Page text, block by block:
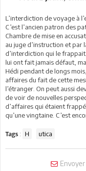
L’interdiction de voyage à
C’est l’ancien patron des
Chambre de mise en
au juge d’instruction et par
d’interdiction qui le
lui ont fait jamais défaut,
Hédi pendant de longs
affaires du fait de cette
l’étranger. On peut aussi
de voir de nouvelles
d’affaires qui étaient
qu’une vingtaine. C’est
Tags : H utica
Envoyer